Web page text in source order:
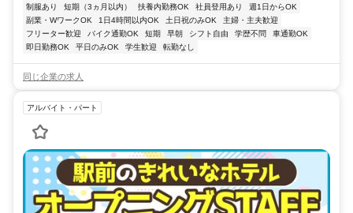
制服あり 短期（3ヵ月以内） 扶養内勤務OK 社員登用あり
週1日からOK
副業・WワークOK
1日4時間以内OK 土日祝のみOK
主婦・主夫歓迎
フリーター歓迎
バイク通勤OK 短期 早朝 シフト自由 学歴不問
車通勤OK
即日勤務OK
平日のみOK 学生歓迎 転勤なし
同じ企業の求人
アルバイト・パート